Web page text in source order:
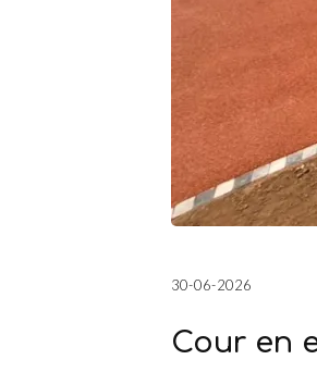
30-06-2026
Cour en